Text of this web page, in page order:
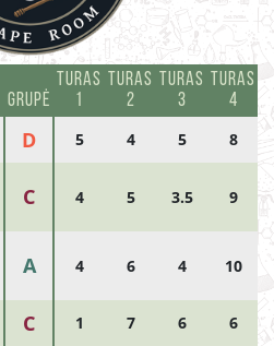
GRUPĖ
TURAS
1
TURAS
2
TURAS
3
TURAS
4
D 5 4 5 8
C 4 5 3.5 9
A 4 6 4 10
C 1 7 6 6